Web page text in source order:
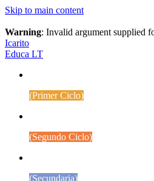
Skip to main content
Warning: Invalid argument supplied
Icarito
Educa LT
(Primer Ciclo)
(Segundo Ciclo)
(Secundaria)